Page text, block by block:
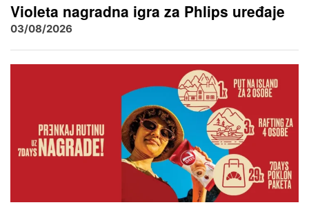
Violeta nagradna igra za Phlips uređaje
03/08/2026